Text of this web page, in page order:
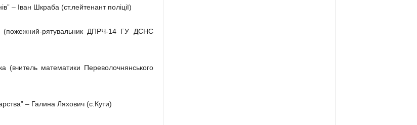
– Іван Шкраба (ст.лейтенант поліції)
(пожежний-рятувальник ДПРЧ-14 ГУ ДСНС
(вчитель математики Переволочнянського
– Галина Ляхович (с.Кути)